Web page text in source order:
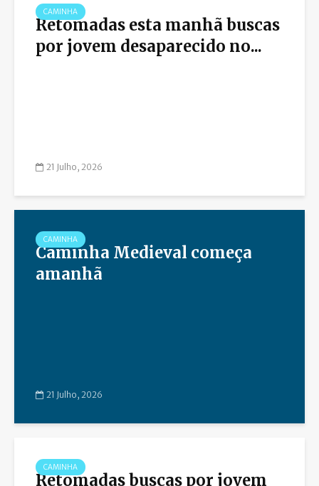
CAMINHA
Retomadas esta manhã buscas
por jovem desaparecido no...
21 Julho, 2026
CAMINHA
Caminha Medieval começa
amanhã
21 Julho, 2026
CAMINHA
Retomadas buscas por jovem